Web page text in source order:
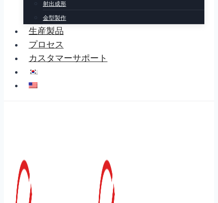
射出成形
金型製作
生産製品
プロセス
カスタマーサポート